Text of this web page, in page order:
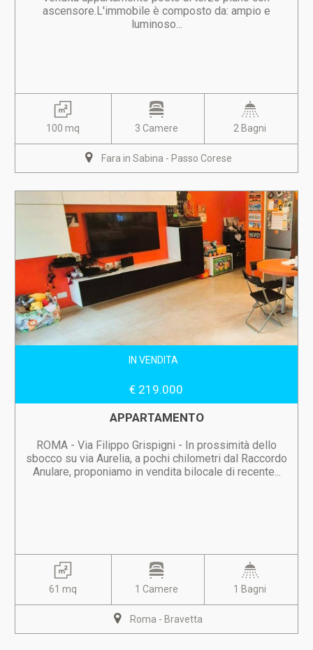
ascensore.L'immobile è composto da: ampio e
luminoso...
100 mq 3 Camere 2 Bagni
Fara in Sabina - Passo Corese
IN VENDITA
€ 219.000
APPARTAMENTO
ROMA - Via Filippo Grispigni - In prossimità dello
sbocco su via Aurelia, a pochi chilometri dal Raccordo
Anulare, proponiamo in vendita bilocale di recente...
61 mq 1 Camere 1 Bagni
Roma - Bravetta